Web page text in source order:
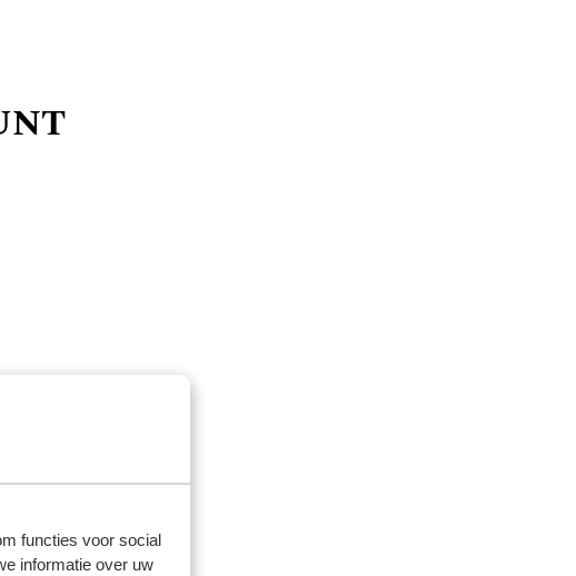
functies voor social
informatie over uw